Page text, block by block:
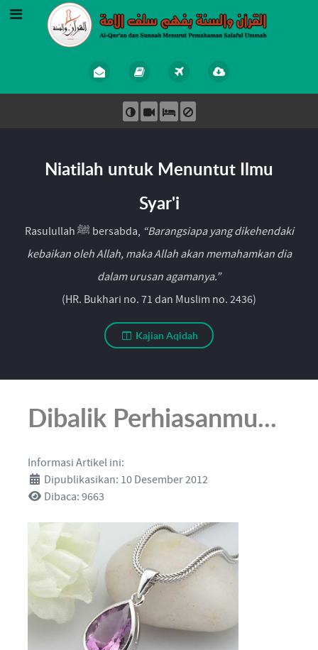
Niatilah untuk Menuntut Ilmu
Syar'i
Rasulullah ﷺ bersabda, “Barangsiapa yang dikehendaki
kebaikan oleh Allah, maka Allah akan memahamkan dia
dalam urusan agamanya.”
(HR. Bukhari no. 71 dan Muslim no. 2436)
Kajian Aqidah
Dibalik Perhiasanmu...
Informasi Artikel ini:
Dipublikasikan: 10 Desember 2012
Dibaca: 9663